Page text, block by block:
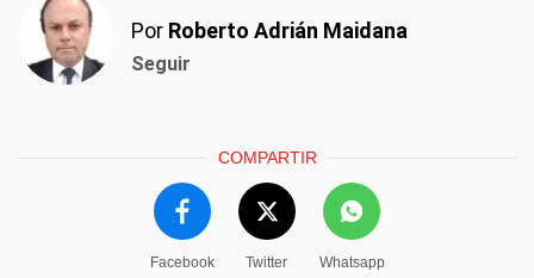
Por Roberto Adrián Maidana
Seguir
COMPARTIR
Facebook Twitter Whatsapp